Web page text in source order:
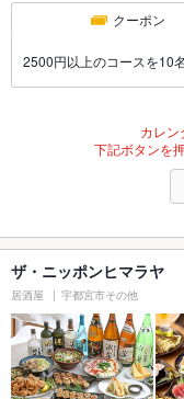
クーポン
2500円以上のコースを10
カレン
下記ボタンを
ザ・ニッポンヒマラヤ
居酒屋 宇都宮市その他